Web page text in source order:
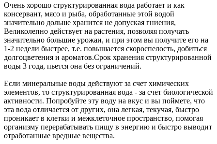
Очень хорошо структурированная вода работает и как
консервант, мясо и рыба, обработанные этой водой
значительно дольше хранится не допуская гниения,
Великолепно действует на растения, позволяя получать
значительно большие урожаи, и при этом вы получите его на
1-2 недели быстрее, т.е. повышается скороспелость, добиться
долгоцветения и ароматов.Срок хранения структурированной
воды 3 года, пьется она без ограничений.
Если минеральные воды действуют за счет химических
элементов, то структурированная вода - за счет биологической
активности. Попробуйте эту воду на вкус и вы поймете, что
эта вода отличается от других, она легкая, текучая, быстро
проникает в клетки и межклеточное пространство, помогая
организму перерабатывать пищу в энергию и быстро выводит
отработанные вредные вещества.